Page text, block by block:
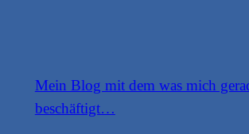
Mein Blog mit dem was mich
beschäftigt…